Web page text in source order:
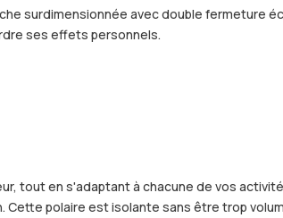
surdimensionnée avec double fermeture
ses effets personnels.
tout en s'adaptant à chacune de vos
polaire est isolante sans être trop